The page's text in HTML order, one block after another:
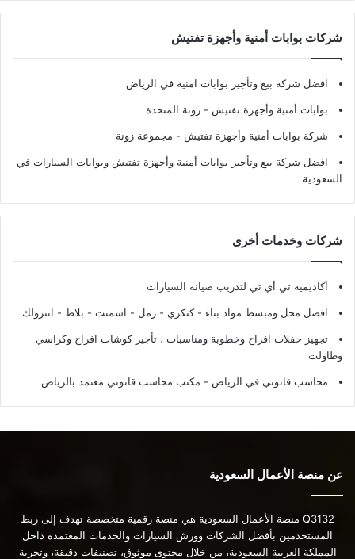
شركات بوابات أمنية وأجهزة تفتيش
افضل شركة بيع وتأجير بوابات امنية في الرياض
بوابات أمنية وأجهزة تفتيش - زونة المتحدة
شركة بوابات أمنية وأجهزة تفتيش - مجموعة زونة
افضل شركة بيع وتأجير بوابات أمنية وأجهزة تفتيش وبوابات السيارات في
السعودية
شركات وخدمات أخرى
أكاديمية تي أي تي لتدريب صيانة السيارات
افضل محل ومبسط مواد بناء - كنكري - رمل - اسمنت - بلاط - انترولك
تجهيز حفلات افراح وخطوبة ومناسبات ، تأجير كوشات افراح وكراسي
وطاولت
محاسب قانوني في الرياض - مكتب محاسب قانوني معتمد بالرياض
عن منصة الأعمال السعودية
Q3132 منصة الأعمال السعودية هي منصة رقمية متخصصة تهدف إلى ربط
المستخدمين بأفضل الشركات وورش السيارات والخدمات المعتمدة داخل
المملكة العربية السعودية، من خلال محتوى موثوق، تصنيفات دقيقة، وتجربة